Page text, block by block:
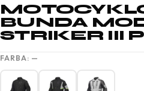
BUNDA
STRIKER III
FARBA: —